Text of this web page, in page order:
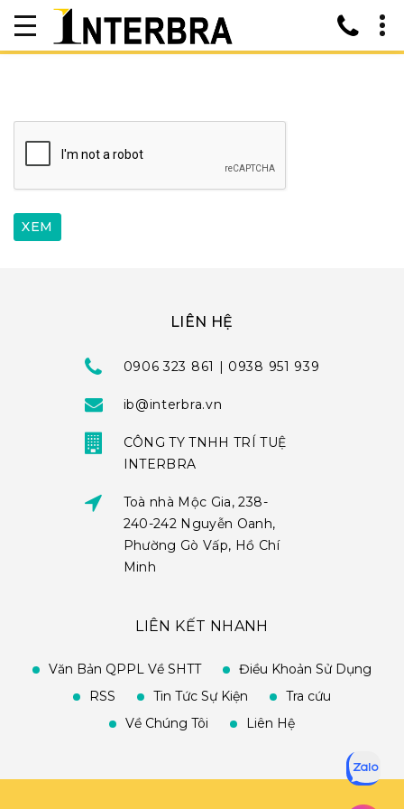
LIÊN HỆ
0906 323 861 | 0938 951 939
ib@interbra.vn
CÔNG TY TNHH TRÍ TUỆ
INTERBRA
Toà nhà Mộc Gia, 238-
240-242 Nguyễn Oanh,
Phường Gò Vấp, Hồ Chí
Minh
LIÊN KẾT NHANH
Văn Bản QPPL Về SHTT
Điều Khoản Sử Dụng
RSS
Tin Tức Sự Kiện
Tra cứu
Về Chúng Tôi
Liên Hệ